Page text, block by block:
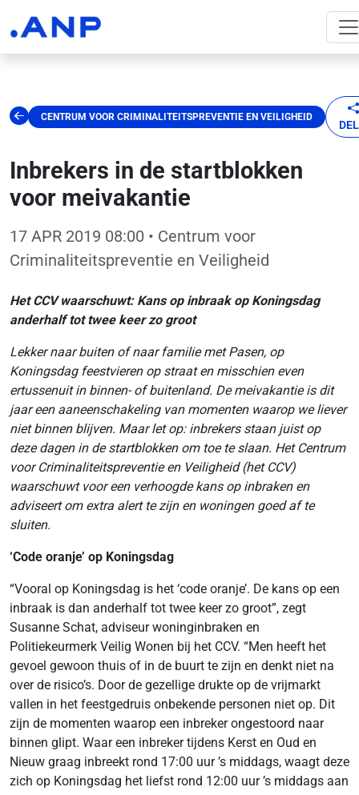
CENTRUM VOOR CRIMINALITEITSPREVENTIE EN VEILIGHEID
Inbrekers in de startblokken
voor meivakantie
17 APR 2019 08:00 • Centrum voor
Criminaliteitspreventie en Veiligheid
Het CCV waarschuwt: Kans op inbraak op Koningsdag
anderhalf tot twee keer zo groot
Lekker naar buiten of naar familie met Pasen, op
Koningsdag feestvieren op straat en misschien even
ertussenuit in binnen- of buitenland. De meivakantie is dit
jaar een aaneenschakeling van momenten waarop we liever
niet binnen blijven. Maar let op: inbrekers staan juist op
deze dagen in de startblokken om toe te slaan. Het Centrum
voor Criminaliteitspreventie en Veiligheid (het CCV)
waarschuwt voor een verhoogde kans op inbraken en
adviseert om extra alert te zijn en woningen goed af te
sluiten.
‘Code oranje’ op Koningsdag
“Vooral op Koningsdag is het ‘code oranje’. De kans op een
inbraak is dan anderhalf tot twee keer zo groot”, zegt
Susanne Schat, adviseur woninginbraken en
Politiekeurmerk Veilig Wonen bij het CCV. “Men heeft het
gevoel gewoon thuis of in de buurt te zijn en denkt niet na
over de risico’s. Door de gezellige drukte op de vrijmarkt
vallen in het feestgedruis onbekende personen niet op. Dit
zijn de momenten waarop een inbreker ongestoord naar
binnen glipt. Waar een inbreker tijdens Kerst en Oud en
Nieuw graag inbreekt rond 17:00 uur ’s middags, waagt deze
zich op Koningsdag het liefst rond 12:00 uur ’s middags aan